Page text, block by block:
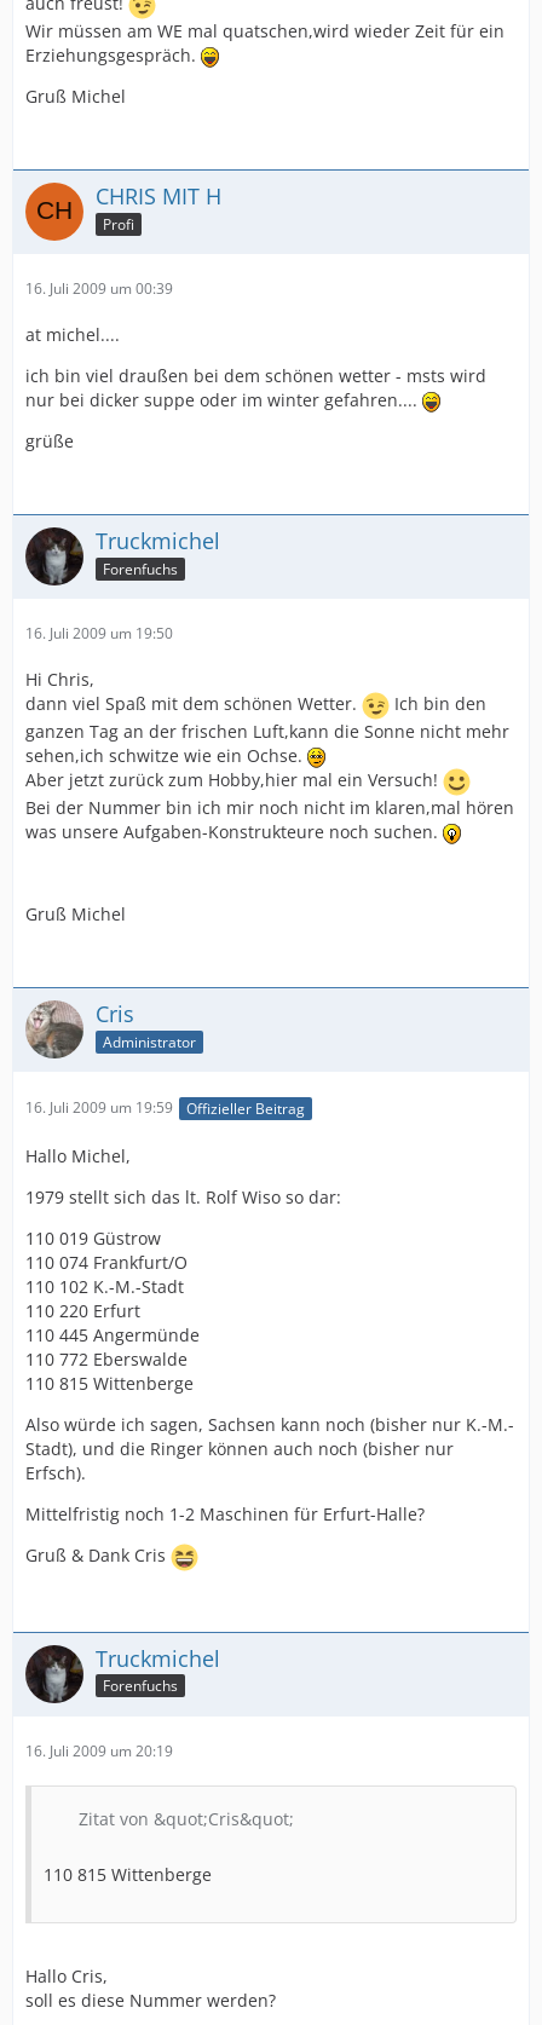
Wir müssen am WE mal quatschen,wird wieder Zeit für ein
Erziehungsgespräch.
Gruß Michel
CHRIS MIT H
Profi
16. Juli 2009 um 00:39
at michel....
ich bin viel draußen bei dem schönen wetter - msts wird
nur bei dicker suppe oder im winter gefahren....
grüße
Truckmichel
Forenfuchs
16. Juli 2009 um 19:50
Hi Chris,
dann viel Spaß mit dem schönen Wetter.
Ich bin den
ganzen Tag an der frischen Luft,kann die Sonne nicht mehr
sehen,ich schwitze wie ein Ochse.
Aber jetzt zurück zum Hobby,hier mal ein Versuch!
Bei der Nummer bin ich mir noch nicht im klaren,mal hören
was unsere Aufgaben-Konstrukteure noch suchen.
Gruß Michel
Cris
Administrator
16. Juli 2009 um 19:59 Offizieller Beitrag
Hallo Michel,
1979 stellt sich das lt. Rolf Wiso so dar:
110 019 Güstrow
110 074 Frankfurt/O
110 102 K.-M.-Stadt
110 220 Erfurt
110 445 Angermünde
110 772 Eberswalde
110 815 Wittenberge
Also würde ich sagen, Sachsen kann noch (bisher nur K.-M.-
Stadt), und die Ringer können auch noch (bisher nur
Erfsch).
Mittelfristig noch 1-2 Maschinen für Erfurt-Halle?
Gruß & Dank Cris
Truckmichel
Forenfuchs
16. Juli 2009 um 20:19
Zitat von &quot;Cris&quot;
110 815 Wittenberge
Hallo Cris,
soll es diese Nummer werden?